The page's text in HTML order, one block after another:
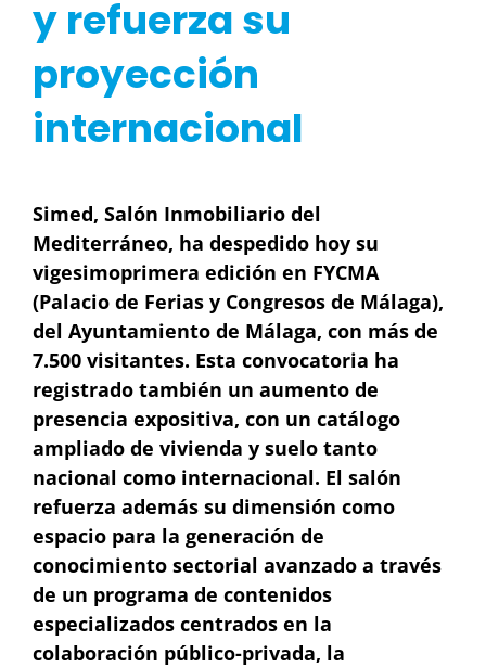
y refuerza su
proyección
internacional
Simed, Salón Inmobiliario del
Mediterráneo, ha despedido hoy su
vigesimoprimera edición en FYCMA
(Palacio de Ferias y Congresos de Málaga),
del Ayuntamiento de Málaga, con más de
7.500 visitantes. Esta convocatoria ha
registrado también un aumento de
presencia expositiva, con un catálogo
ampliado de vivienda y suelo tanto
nacional como internacional. El salón
refuerza además su dimensión como
espacio para la generación de
conocimiento sectorial avanzado a través
de un programa de contenidos
especializados centrados en la
colaboración público-privada, la